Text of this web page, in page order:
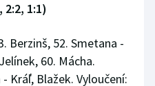
2:2, 1:1)
Berzinš, 52. Smetana -
60. Mácha.
Kráľ, Blažek. Vyloučení: